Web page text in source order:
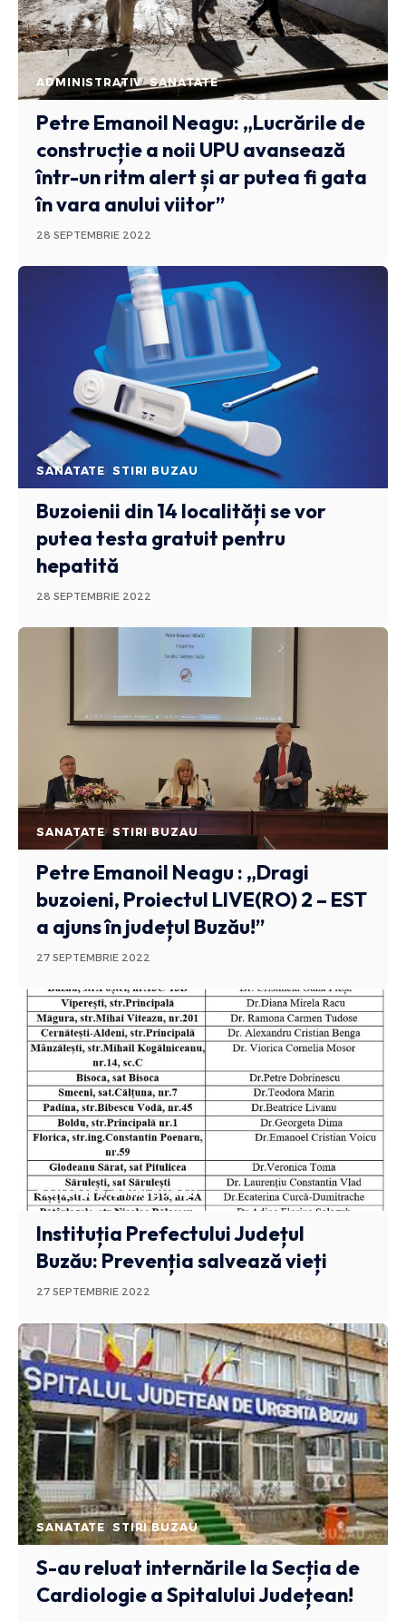
ADMINISTRATIV SANATATE
Petre Emanoil Neagu: „Lucrările de
construcție a noii UPU avansează
într-un ritm alert și ar putea fi gata
în vara anului viitor”
28 SEPTEMBRIE 2022
SANATATE STIRI BUZAU
Buzoienii din 14 localități se vor
putea testa gratuit pentru
hepatită
28 SEPTEMBRIE 2022
SANATATE STIRI BUZAU
Petre Emanoil Neagu : „Dragi
buzoieni, Proiectul LIVE(RO) 2 – EST
a ajuns în județul Buzău!”
27 SEPTEMBRIE 2022
SANATATE STIRI BUZAU
Instituția Prefectului Județul
Buzău: Prevenția salvează vieți
27 SEPTEMBRIE 2022
SANATATE STIRI BUZAU
S-au reluat internările la Secția de
Cardiologie a Spitalului Județean!